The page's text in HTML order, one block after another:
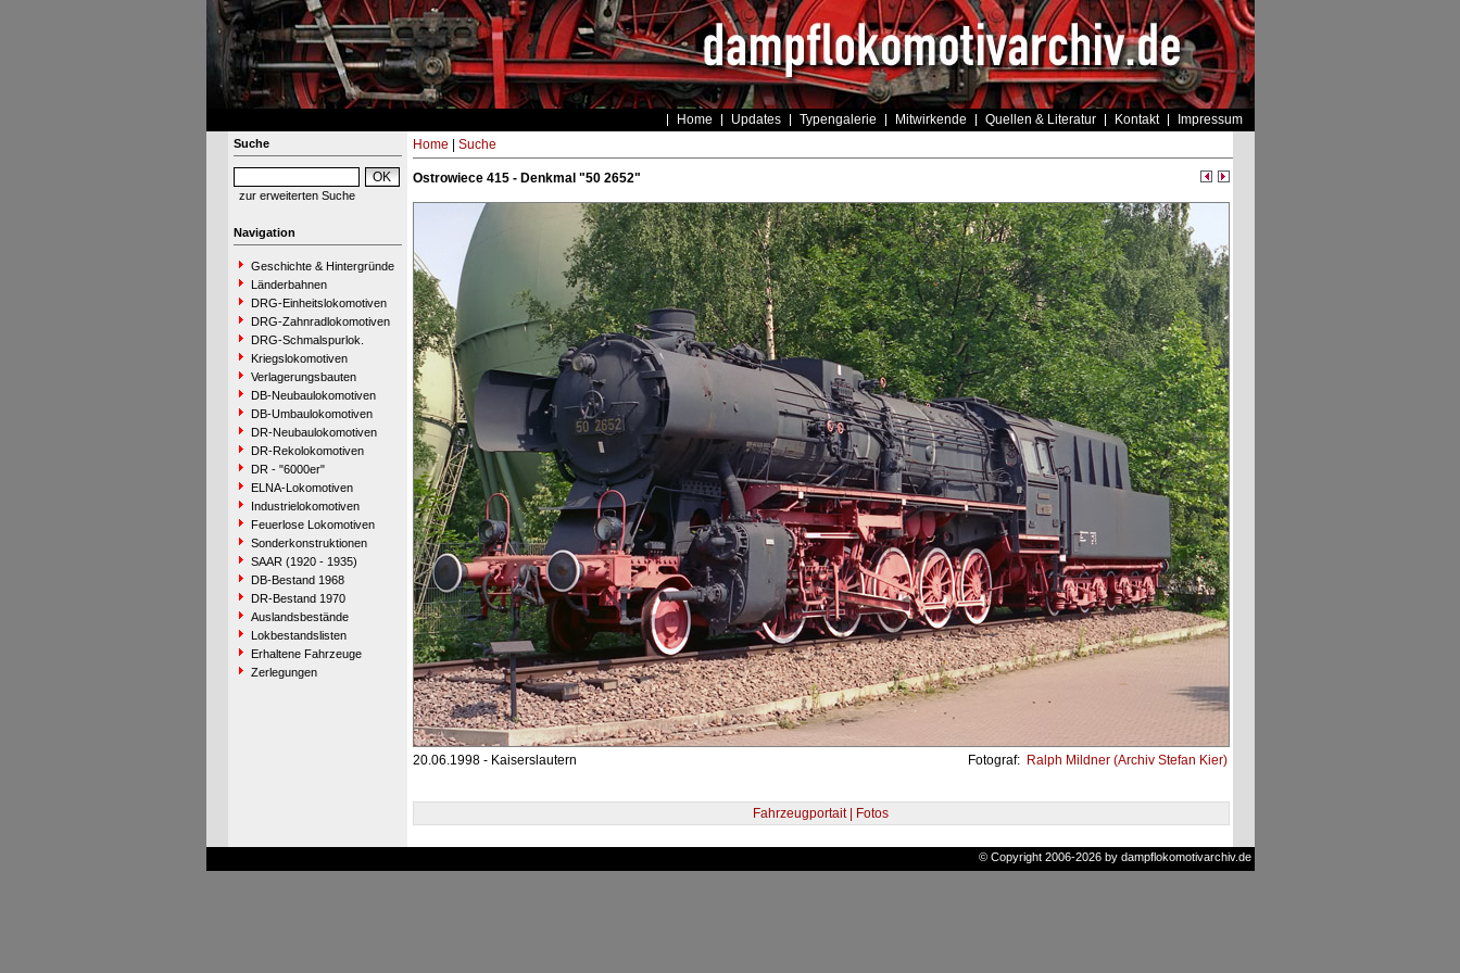
Home Updates Typengalerie Mitwirkende Quellen & Literatur Kontakt Impressum
Suche
zur erweiterten Suche
Navigation
Geschichte & Hintergründe
Länderbahnen
DRG-Einheitslokomotiven
DRG-Zahnradlokomotiven
DRG-Schmalspurlok.
Kriegslokomotiven
Verlagerungsbauten
DB-Neubaulokomotiven
DB-Umbaulokomotiven
DR-Neubaulokomotiven
DR-Rekolokomotiven
DR - "6000er"
ELNA-Lokomotiven
Industrielokomotiven
Feuerlose Lokomotiven
Sonderkonstruktionen
SAAR (1920 - 1935)
DB-Bestand 1968
DR-Bestand 1970
Auslandsbestände
Lokbestandslisten
Erhaltene Fahrzeuge
Zerlegungen
Home Suche
Ostrowiece 415 - Denkmal "50 2652"
20.06.1998 - Kaiserslautern Fotograf: Ralph Mildner (Archiv Stefan Kier)
Fahrzeugportait | Fotos
© Copyright 2006-2026 by dampflokomotivarchiv.de